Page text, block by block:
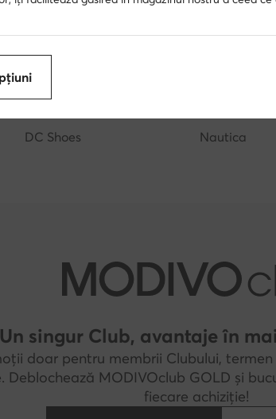
Rieker
DC Shoes Nautica
Un singur Club, avantaje în
doar pentru membrii Clubului,
Deblochează MODIVOclub GOLD și
fiecare achiziție!